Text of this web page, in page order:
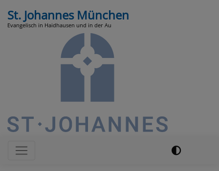
zum
Inhalt
St. Johannes München
Evangelisch in Haidhausen und in der Au
Hauptnavigation